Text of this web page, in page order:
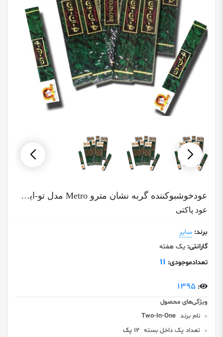
عودخوشبوکننده گربه نشان مترو Metro مدل تو-این-وان Two-In-One
عود پاکتی
برند: سایر
گارانتی: یک هفته
تعدادموجودی: 11
:
1395
نام برند Two-In-One
تعداد پک داخل بسته 12 پک